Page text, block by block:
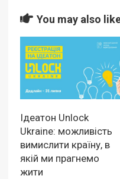
You may also
Ідеатон Unlock
Ukraine: можливість
вимислити країну, в
якій ми прагнемо
жити